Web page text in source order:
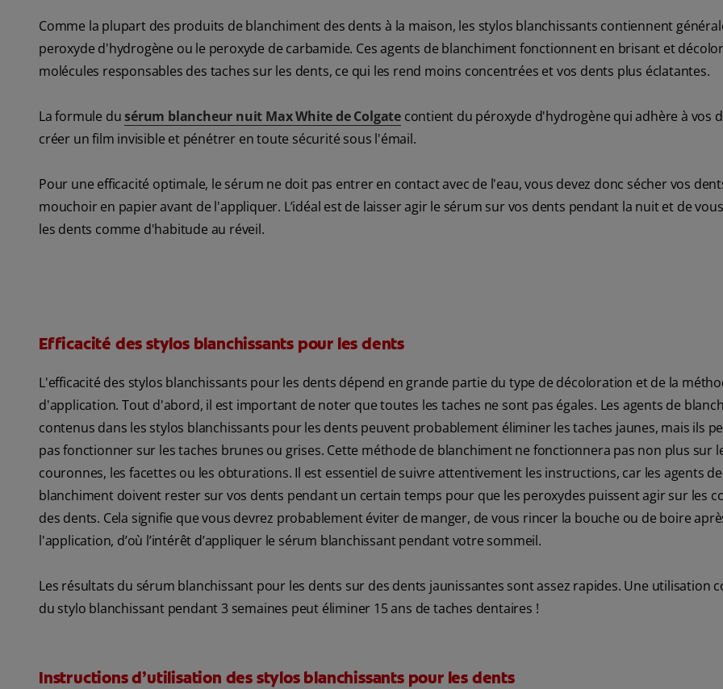
Comme la plupart des produits de blanchiment des dents à la maison, les stylos blanchissants contiennent
peroxyde d'hydrogène ou le peroxyde de carbamide. Ces agents de blanchiment fonctionnent en brisant et
molécules responsables des taches sur les dents, ce qui les rend moins concentrées et vos dents plus éclatantes.
La formule dusérum blancheur nuit Max White de Colgate contient du péroxyde d'hydrogène qui adhère à vos
créer un film invisible et pénétrer en toute sécurité sous l'émail.
Pour une efficacité optimale, le sérum ne doit pas entrer en contact avec de l'eau, vous devez donc sécher vos
mouchoir en papier avant de l'appliquer. L’idéal est de laisser agir le sérum sur vos dents pendant la nuit et de
les dents comme d'habitude au réveil.
Efficacité des stylos blanchissants pour les dents
L'efficacité des stylos blanchissants pour les dents dépend en grande partie du type de décoloration et de la
d'application. Tout d'abord, il est important de noter que toutes les taches ne sont pas égales. Les agents de
contenus dans les stylos blanchissants pour les dents peuvent probablement éliminer les taches jaunes, mais ils
pas fonctionner sur les taches brunes ou grises. Cette méthode de blanchiment ne fonctionnera pas non plus sur
couronnes, les facettes ou les obturations. Il est essentiel de suivre attentivement les instructions, car les agents de
blanchiment doivent rester sur vos dents pendant un certain temps pour que les peroxydes puissent agir sur les
des dents. Cela signifie que vous devrez probablement éviter de manger, de vous rincer la bouche ou de boire
l'application, d’où l’intérêt d’appliquer le sérum blanchissant pendant votre sommeil.
Les résultats du sérum blanchissant pour les dents sur des dents jaunissantes sont assez rapides. Une utilisation
du stylo blanchissant pendant 3 semaines peut éliminer 15 ans de taches dentaires !
Instructions d’utilisation des stylos blanchissants pour les dents